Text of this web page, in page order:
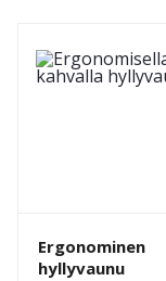
Ergonominen
hyllyvaunu